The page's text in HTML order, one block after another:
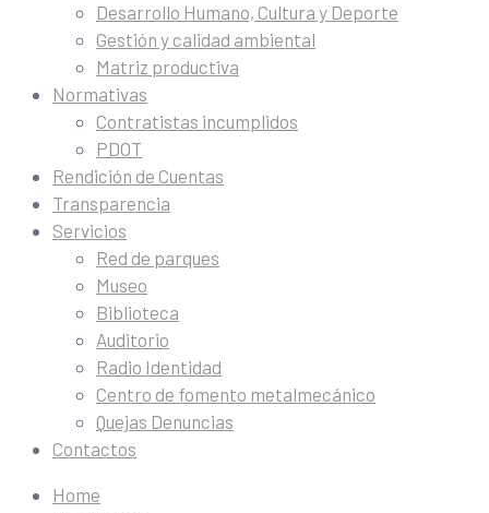
Desarrollo Humano, Cultura y Deporte
Gestión y calidad ambiental
Matriz productiva
Normativas
Contratistas incumplidos
PDOT
Rendición de Cuentas
Transparencia
Servicios
Red de parques
Museo
Biblioteca
Auditorio
Radio Identidad
Centro de fomento metalmecánico
Quejas Denuncias
Contactos
Home